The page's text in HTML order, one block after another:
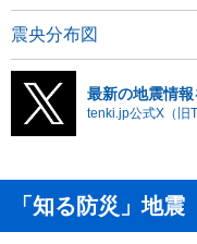
震央分布図
最新の地震情
tenki.jp公式X（旧
「知る防災」地震